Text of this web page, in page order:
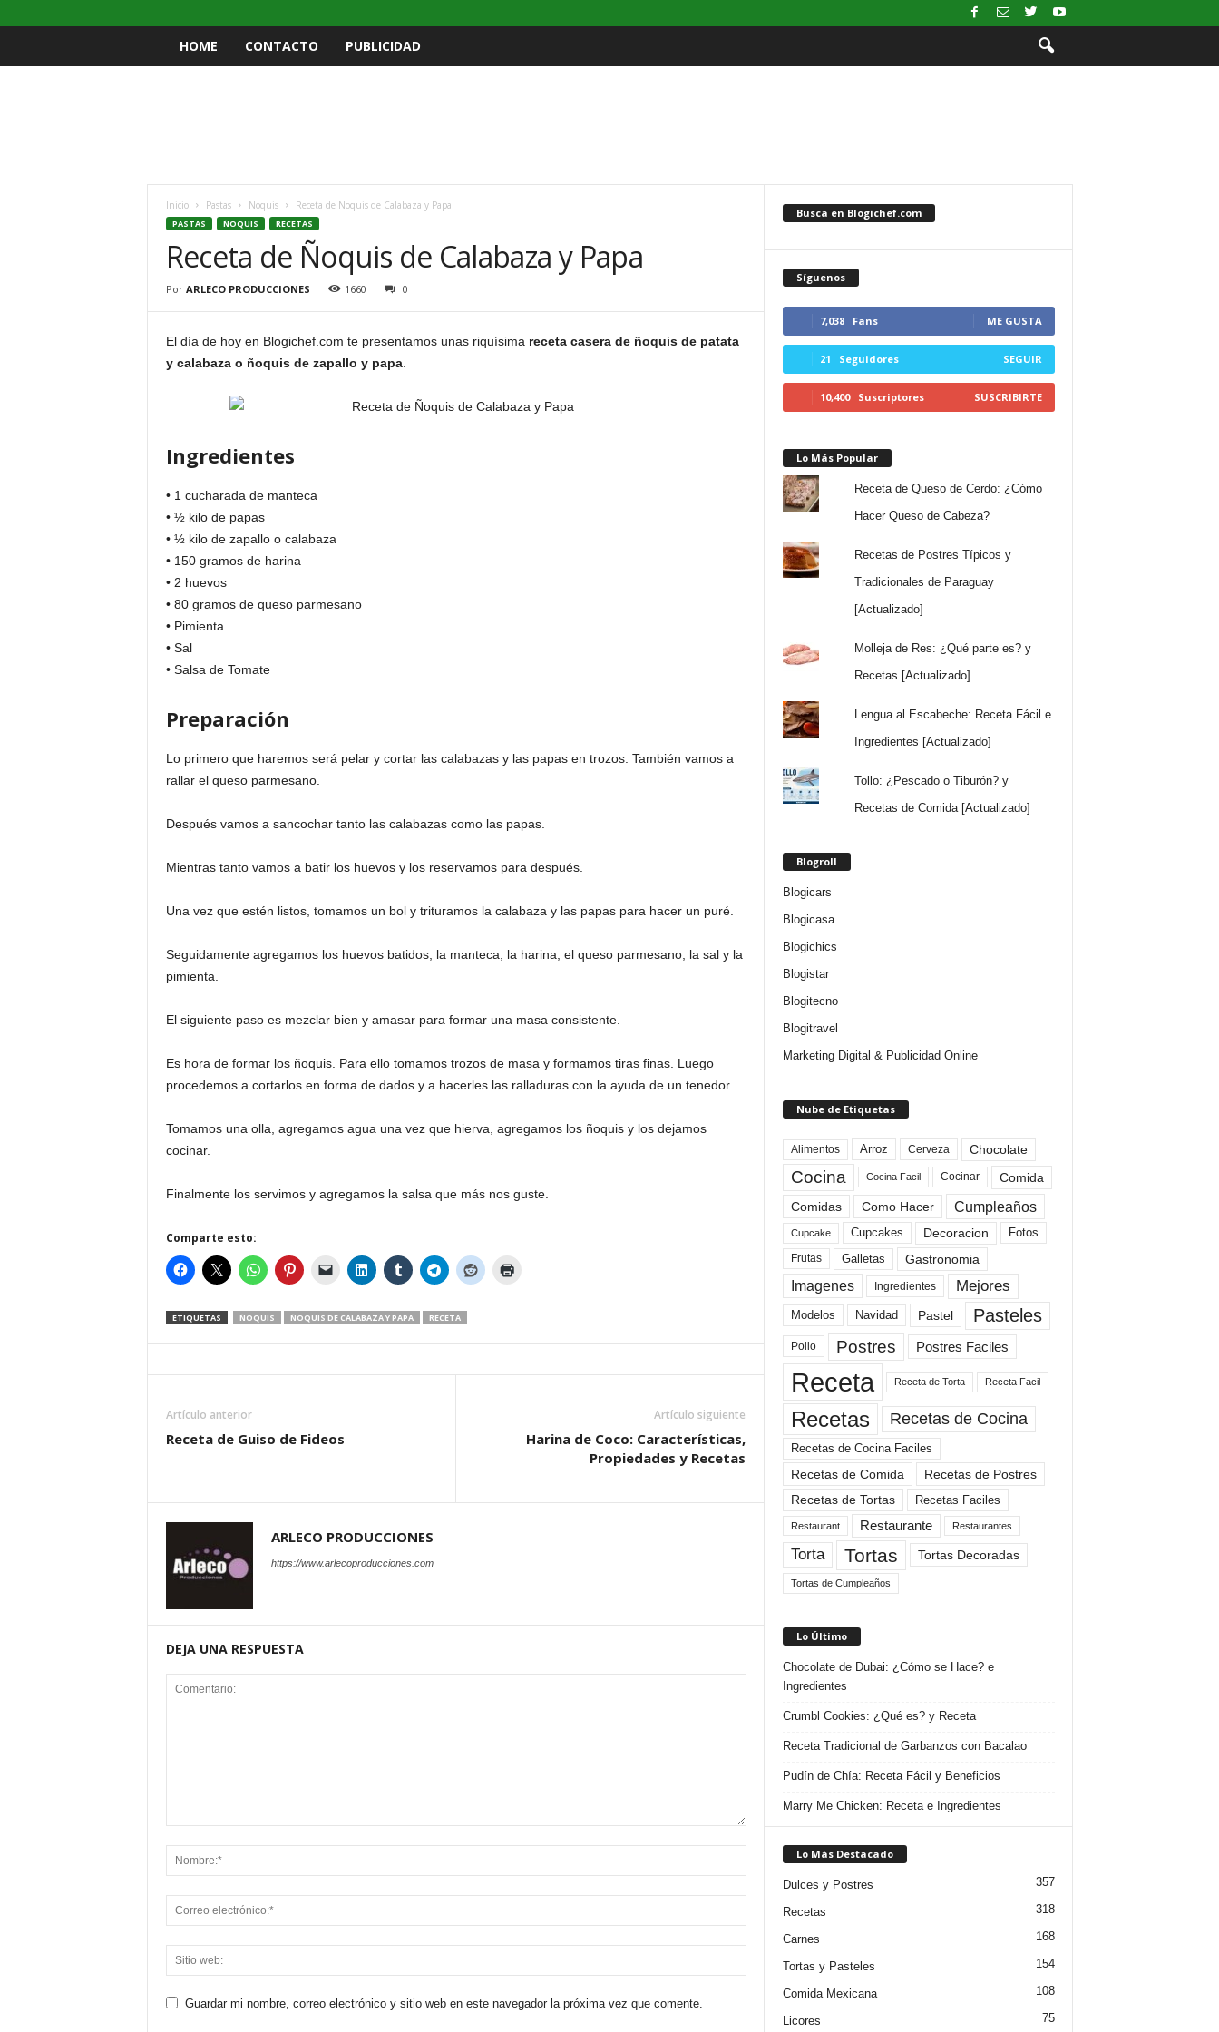
HOME CONTACTO PUBLICIDAD
Inicio Pastas Ñoquis Receta de Ñoquis de Calabaza y Papa
PASTAS ÑOQUIS RECETAS
Receta de Ñoquis de Calabaza y Papa
Por ARLECO PRODUCCIONES 1660 0
El día de hoy en Blogichef.com te presentamos unas riquísima receta casera de ñoquis de patata
y calabaza o ñoquis de zapallo y papa.
Ingredientes
• 1 cucharada de manteca
• ½ kilo de papas
• ½ kilo de zapallo o calabaza
• 150 gramos de harina
• 2 huevos
• 80 gramos de queso parmesano
• Pimienta
• Sal
• Salsa de Tomate
Preparación
Lo primero que haremos será pelar y cortar las calabazas y las papas en trozos. También vamos a
rallar el queso parmesano.
Después vamos a sancochar tanto las calabazas como las papas.
Mientras tanto vamos a batir los huevos y los reservamos para después.
Una vez que estén listos, tomamos un bol y trituramos la calabaza y las papas para hacer un puré.
Seguidamente agregamos los huevos batidos, la manteca, la harina, el queso parmesano, la sal y la
pimienta.
El siguiente paso es mezclar bien y amasar para formar una masa consistente.
Es hora de formar los ñoquis. Para ello tomamos trozos de masa y formamos tiras finas. Luego
procedemos a cortarlos en forma de dados y a hacerles las ralladuras con la ayuda de un tenedor.
Tomamos una olla, agregamos agua una vez que hierva, agregamos los ñoquis y los dejamos
cocinar.
Finalmente los servimos y agregamos la salsa que más nos guste.
Comparte esto:
ETIQUETAS ÑOQUIS ÑOQUIS DE CALABAZA Y PAPA RECETA
Artículo anterior
Receta de Guiso de Fideos
Artículo siguiente
Harina de Coco: Características,
Propiedades y Recetas
ARLECO PRODUCCIONES
https://www.arlecoproducciones.com
DEJA UNA RESPUESTA
Guardar mi nombre, correo electrónico y sitio web en este navegador la próxima vez que comente.
Busca en Blogichef.com
Síguenos
7,038 Fans ME GUSTA
21 Seguidores SEGUIR
10,400 Suscriptores SUSCRIBIRTE
Lo Más Popular
Receta de Queso de Cerdo: ¿Cómo
Hacer Queso de Cabeza?
Recetas de Postres Típicos y
Tradicionales de Paraguay
[Actualizado]
Molleja de Res: ¿Qué parte es? y
Recetas [Actualizado]
Lengua al Escabeche: Receta Fácil e
Ingredientes [Actualizado]
Tollo: ¿Pescado o Tiburón? y
Recetas de Comida [Actualizado]
Blogroll
Blogicars
Blogicasa
Blogichics
Blogistar
Blogitecno
Blogitravel
Marketing Digital & Publicidad Online
Nube de Etiquetas
Alimentos Arroz Cerveza Chocolate
Cocina Cocina Facil Cocinar
Comida
Comidas
Como Hacer Cumpleaños
Cupcake Cupcakes Decoracion Fotos
Frutas Galletas Gastronomia
Imagenes Ingredientes Mejores
Modelos Navidad Pastel Pasteles
Pollo Postres Postres Faciles
Receta Receta de Torta Receta Facil
Recetas Recetas de Cocina
Recetas de Cocina Faciles
Recetas de Comida
Recetas de Postres
Recetas de Tortas
Recetas Faciles
Restaurant Restaurante Restaurantes
Torta Tortas Tortas Decoradas
Tortas de Cumpleaños
Lo Último
Chocolate de Dubai: ¿Cómo se Hace? e
Ingredientes
Crumbl Cookies: ¿Qué es? y Receta
Receta Tradicional de Garbanzos con Bacalao
Pudín de Chía: Receta Fácil y Beneficios
Marry Me Chicken: Receta e Ingredientes
Lo Más Destacado
Dulces y Postres 357
Recetas 318
Carnes 168
Tortas y Pasteles 154
Comida Mexicana 108
Licores 75